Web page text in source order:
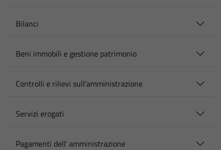
Bilanci
Beni immobili e gestione patrimonio
Controlli e rilievi sull'amministrazione
Servizi erogati
Pagamenti dell' amministrazione